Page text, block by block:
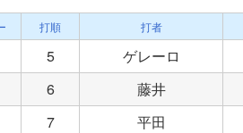
打順 打者
5
ゲレーロ
6
藤井
7 平田